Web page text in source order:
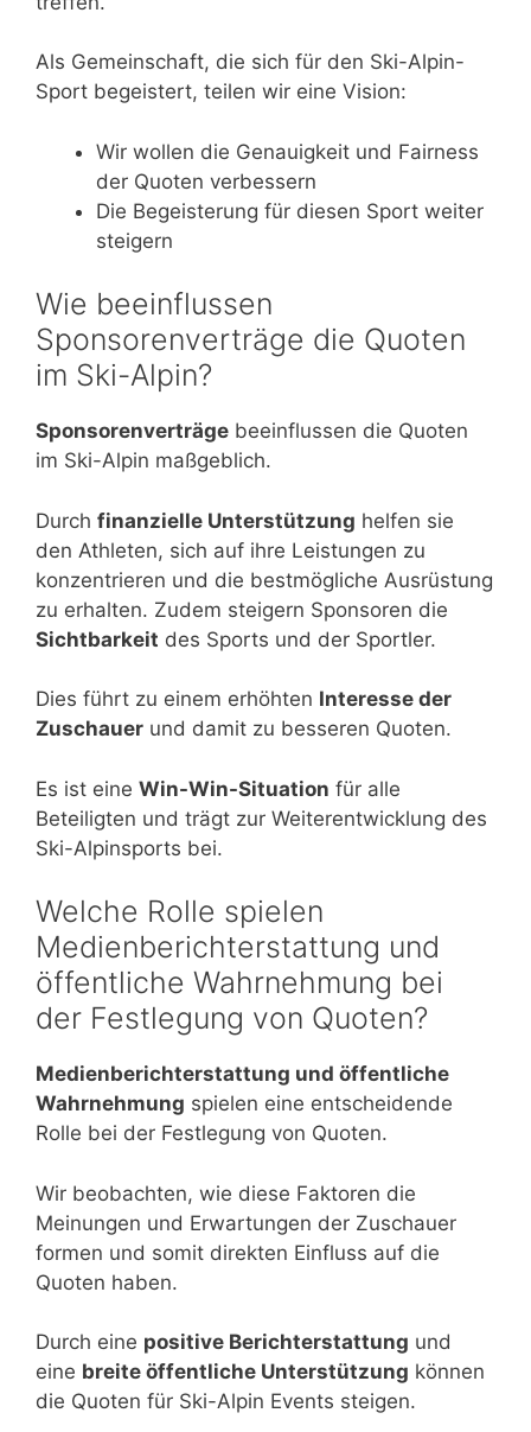
Als Gemeinschaft, die sich für den Ski-Alpin-
Sport begeistert, teilen wir eine Vision:
Wir wollen die Genauigkeit und Fairness
der Quoten verbessern
Die Begeisterung für diesen Sport weiter
steigern
Wie beeinflussen
Sponsorenverträge die Quoten
im Ski-Alpin?
Sponsorenverträge beeinflussen die Quoten
im Ski-Alpin maßgeblich.
Durch finanzielle Unterstützung helfen sie
den Athleten, sich auf ihre Leistungen zu
konzentrieren und die bestmögliche Ausrüstung
zu erhalten. Zudem steigern Sponsoren die
Sichtbarkeit des Sports und der Sportler.
Dies führt zu einem erhöhten Interesse der
Zuschauer und damit zu besseren Quoten.
Es ist eine Win-Win-Situation für alle
Beteiligten und trägt zur Weiterentwicklung des
Ski-Alpinsports bei.
Welche Rolle spielen
Medienberichterstattung und
öffentliche Wahrnehmung bei
der Festlegung von Quoten?
Medienberichterstattung und öffentliche
Wahrnehmung spielen eine entscheidende
Rolle bei der Festlegung von Quoten.
Wir beobachten, wie diese Faktoren die
Meinungen und Erwartungen der Zuschauer
formen und somit direkten Einfluss auf die
Quoten haben.
Durch eine positive Berichterstattung und
eine breite öffentliche Unterstützung können
die Quoten für Ski-Alpin Events steigen.